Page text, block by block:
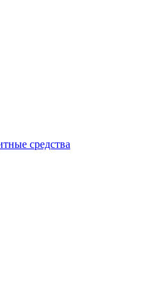
средства